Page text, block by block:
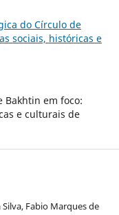
do Círculo de
sociais, históricas e
Bakhtin em foco:
e culturais de
Fabio Marques de